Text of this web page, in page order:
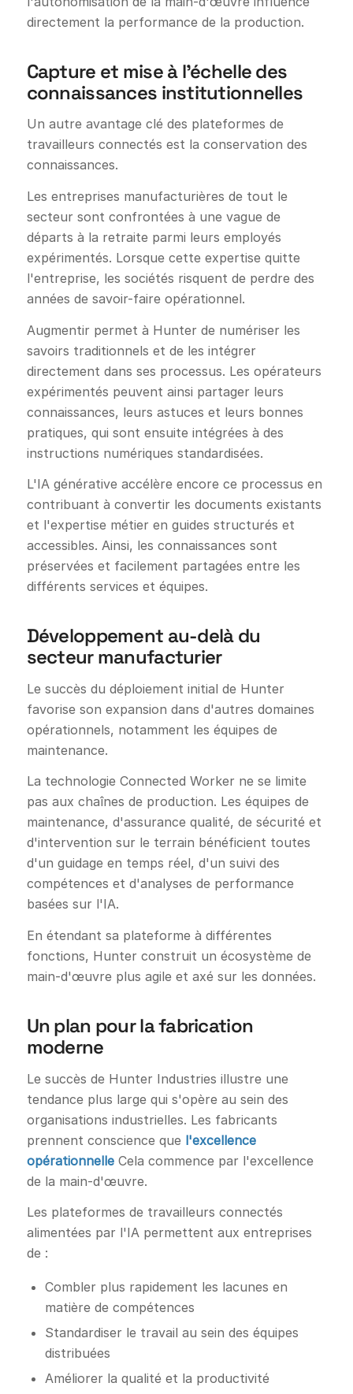
directement la performance de la production.
Capture et mise à l'échelle des
connaissances institutionnelles
Un autre avantage clé des plateformes de
travailleurs connectés est la conservation des
connaissances.
Les entreprises manufacturières de tout le
secteur sont confrontées à une vague de
départs à la retraite parmi leurs employés
expérimentés. Lorsque cette expertise quitte
l'entreprise, les sociétés risquent de perdre des
années de savoir-faire opérationnel.
Augmentir permet à Hunter de numériser les
savoirs traditionnels et de les intégrer
directement dans ses processus. Les opérateurs
expérimentés peuvent ainsi partager leurs
connaissances, leurs astuces et leurs bonnes
pratiques, qui sont ensuite intégrées à des
instructions numériques standardisées.
L'IA générative accélère encore ce processus en
contribuant à convertir les documents existants
et l'expertise métier en guides structurés et
accessibles. Ainsi, les connaissances sont
préservées et facilement partagées entre les
différents services et équipes.
Développement au-delà du
secteur manufacturier
Le succès du déploiement initial de Hunter
favorise son expansion dans d'autres domaines
opérationnels, notamment les équipes de
maintenance.
La technologie Connected Worker ne se limite
pas aux chaînes de production. Les équipes de
maintenance, d'assurance qualité, de sécurité et
d'intervention sur le terrain bénéficient toutes
d'un guidage en temps réel, d'un suivi des
compétences et d'analyses de performance
basées sur l'IA.
En étendant sa plateforme à différentes
fonctions, Hunter construit un écosystème de
main-d'œuvre plus agile et axé sur les données.
Un plan pour la fabrication
moderne
Le succès de Hunter Industries illustre une
tendance plus large qui s'opère au sein des
organisations industrielles. Les fabricants
prennent conscience que l'excellence
opérationnelleCela commence par l'excellence
de la main-d'œuvre.
Les plateformes de travailleurs connectés
alimentées par l'IA permettent aux entreprises
de :
Combler plus rapidement les lacunes en
matière de compétences
Standardiser le travail au sein des équipes
distribuées
Améliorer la qualité et la productivité